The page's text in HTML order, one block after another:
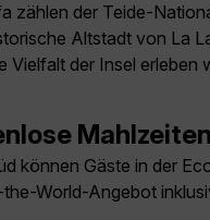
zählen der Teide-
Altstadt von La
Vielfalt der Insel
können Gäste in der
World-Angebot